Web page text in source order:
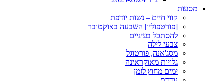
מסעות
קווי חיים – נשות יודפת
[פורטפוליו] השבעה באוקטובר
להסתכל בעיניים
צבעי לילה
מסג'אנה, פורטוגל
גלויות מאוקראינה
ימים מחוץ לזמן